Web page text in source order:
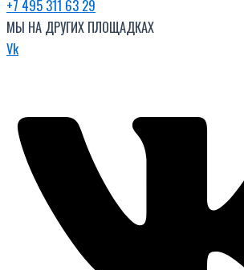
+7 495 311 63 29
МЫ НА ДРУГИХ ПЛОЩАДКАХ
Vk